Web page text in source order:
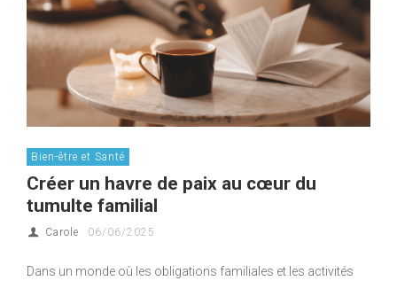
Bien-être et Santé
Créer un havre de paix au cœur du
tumulte familial
Carole 06/06/2025
Dans un monde où les obligations familiales et les activités